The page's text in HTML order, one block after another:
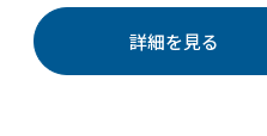
詳細を見る